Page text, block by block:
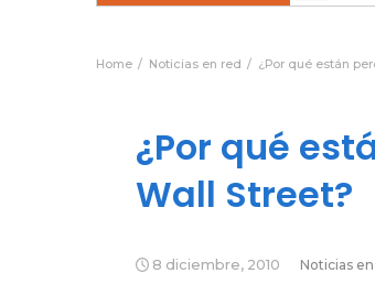
Home Noticias en red ¿Por qué están
¿Por qué
Wall Street?
8 diciembre, 2010 Noticias